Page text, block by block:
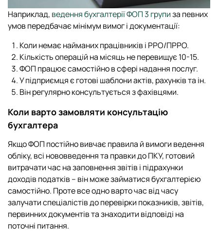
Наприклад, ведення бухгалтерії ФОП 3 групиза певних
умов передбачає мінімум вимог і документації:
Коли немає найманих працівників і РРО/ПРРО.
Кількість операцій на місяць не перевищує 10-15.
ФОП працює самостійно в сфері надання послуг.
У підприємця є готові шаблони актів, рахунків та ін.
Він регулярно консультується з фахівцями.
Коли варто замовляти консультацію
бухгалтера
Якщо ФОП постійно вивчає правила й вимоги ведення
обліку, всі нововведення та правки до ПКУ, готовий
витрачати час на заповнення звітів і підрахунки
доходів податків – він може займатися бухгалтерією
самостійно. Проте все одно варто час від часу
залучати спеціалістів до перевірки показників, звітів,
первинних документів та знаходити відповіді на
поточні питання.